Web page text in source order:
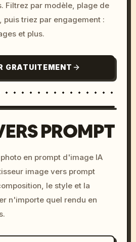
Filtrez par modèle, plage de
puis triez par engagement :
et plus.
GRATUITEMENT
c, cyberpunk sunset, neon
colors, 8k --v 6.0
PROMPT
en prompt d'image IA
image vers prompt
le style et la
n'importe quel rendu en